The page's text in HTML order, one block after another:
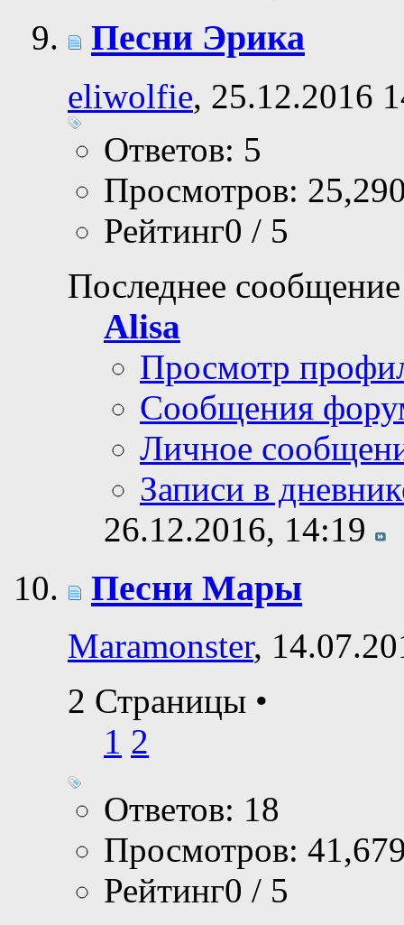
Песни Эрика
eliwolfie, 25.12.2016
Ответов: 5
Просмотров:
Рейтинг0 / 5
Последнее
Alisa
Просмотр
Сообщения
Личное
Записи в
26.12.2016, 14:19
Песни Мары
Maramonster,
2 Страницы •
1 2
Ответов: 18
Просмотров:
Рейтинг0 / 5